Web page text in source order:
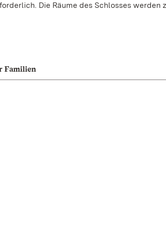
Die Räume des Schlosses werden
Familien